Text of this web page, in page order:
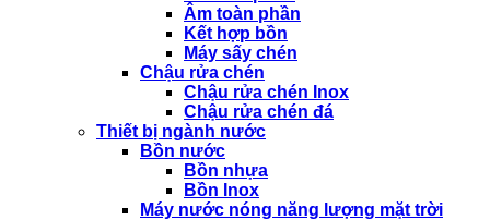
Âm toàn phần
Kết hợp bồn
Máy sấy chén
Chậu rửa chén
Chậu rửa chén Inox
Chậu rửa chén đá
Thiết bị ngành nước
Bồn nước
Bồn nhựa
Bồn Inox
Máy nước nóng năng lượng mặt trời